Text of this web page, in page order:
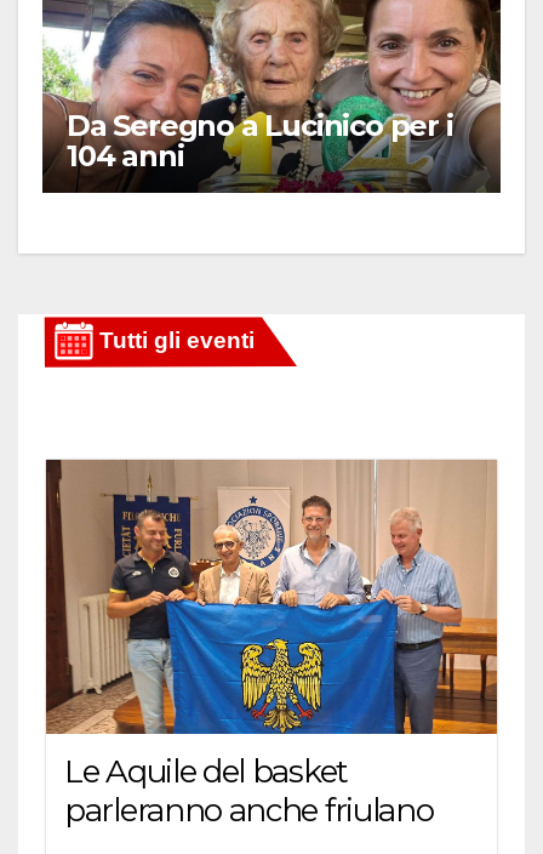
Da Seregno a Lucinico per i
104 anni
Le Aquile del basket
parleranno anche friulano